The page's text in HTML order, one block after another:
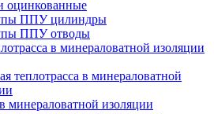
оцинкованные
ППУ цилиндры
ППУ отводы
в минераловатной изоляции
теплотрасса в минераловатной
минераловатной изоляции